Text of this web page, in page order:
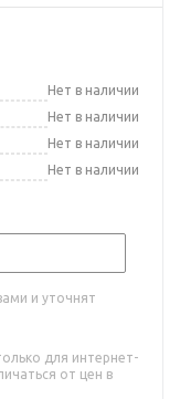
Нет в наличии
Нет в наличии
Нет в наличии
Нет в наличии
и уточнят
для интернет-
от цен в